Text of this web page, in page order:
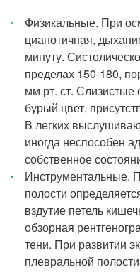
Физикальные. При
цианотичная,
минуту.
пределах 150-180,
мм рт. ст.
бурый цвет,
В легких
иногда неспособен
собственное
полости
вздутие петель
обзорная
тени. При развитии
плевральной